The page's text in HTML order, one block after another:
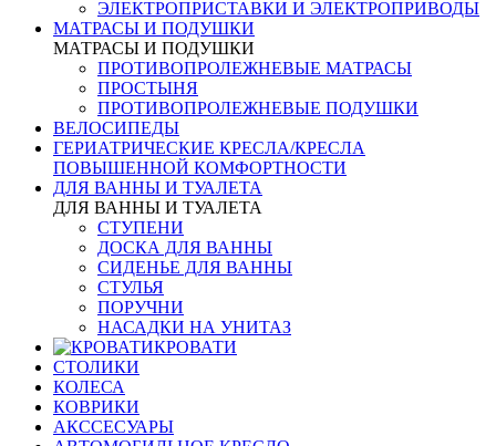
ЭЛЕКТРОПРИСТАВКИ И ЭЛЕКТРОПРИВОДЫ
МАТРАСЫ И ПОДУШКИ
МАТРАСЫ И ПОДУШКИ
ПРОТИВОПРОЛЕЖНЕВЫЕ МАТРАСЫ
ПРОСТЫНЯ
ПРОТИВОПРОЛЕЖНЕВЫЕ ПОДУШКИ
ВЕЛОСИПЕДЫ
ГЕРИАТРИЧЕСКИЕ КРЕСЛА/КРЕСЛА
ПОВЫШЕННОЙ КОМФОРТНОСТИ
ДЛЯ ВАННЫ И ТУАЛЕТА
ДЛЯ ВАННЫ И ТУАЛЕТА
СТУПЕНИ
ДОСКА ДЛЯ ВАННЫ
СИДЕНЬЕ ДЛЯ ВАННЫ
СТУЛЬЯ
ПОРУЧНИ
НАСАДКИ НА УНИТАЗ
КРОВАТИ
СТОЛИКИ
КОЛЕСА
КОВРИКИ
АКССЕСУАРЫ